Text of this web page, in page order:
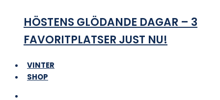
HÖSTENS GLÖDANDE DAGAR – 3
FAVORITPLATSER JUST NU!
VINTER
SHOP